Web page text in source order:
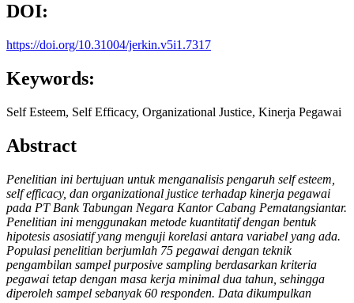
DOI:
https://doi.org/10.31004/jerkin.v5i1.7317
Keywords:
Self Esteem, Self Efficacy, Organizational Justice, Kinerja Pegawai
Abstract
Penelitian ini bertujuan untuk menganalisis pengaruh self esteem,
self efficacy, dan organizational justice terhadap kinerja pegawai
pada PT Bank Tabungan Negara Kantor Cabang Pematangsiantar.
Penelitian ini menggunakan metode kuantitatif dengan bentuk
hipotesis asosiatif yang menguji korelasi antara variabel yang ada.
Populasi penelitian berjumlah 75 pegawai dengan teknik
pengambilan sampel purposive sampling berdasarkan kriteria
pegawai tetap dengan masa kerja minimal dua tahun, sehingga
diperoleh sampel sebanyak 60 responden. Data dikumpulkan